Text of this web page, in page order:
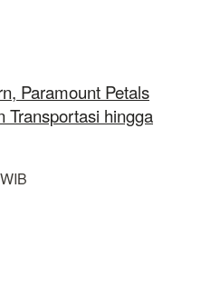
Paramount Petals
Transportasi hingga